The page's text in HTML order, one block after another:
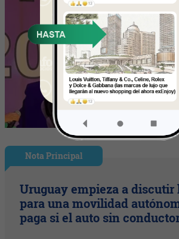
Nota Principal
Uruguay empieza a discutir
para una movilidad
paga si el auto sin